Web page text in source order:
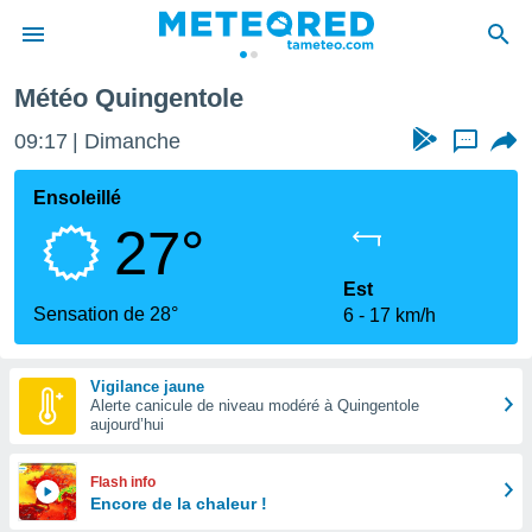
de
Météo Quingentole
09:17 Dimanche ...
Ensoleillé
27°
Sensation de 28°
Est
6
17 km/h
Vigilance jaune
Alerte canicule de niveau modéré à Quingentole
aujourd’hui
Flash info
Encore de la chaleur !